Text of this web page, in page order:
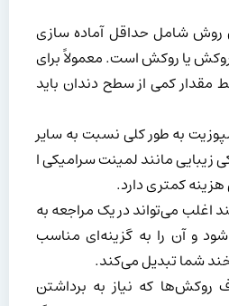
روش شامل حداقل آماده سازی
یا روکش است. معمولاً برای
مقدار کمی از سطح دندان باید
به طور کلی نسبت به سایر
مانند لمینت سرامیکی ا
کمتری دارد.
اغلب می‌تواند در یک مراجعه به
و آن را به گزینه‌ای مناسب
شما تبدیل می‌کند.
روکش‌ها که نیاز به برداشتن